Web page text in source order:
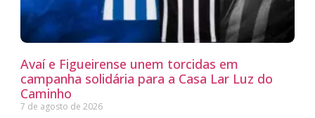
Avaí e Figueirense unem torcidas em
campanha solidária para a Casa Lar Luz do
Caminho
7 de agosto de 2026